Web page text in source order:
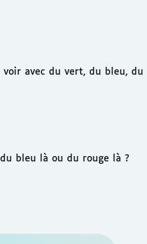
avec du vert, du bleu, du
bleu là ou du rouge là ?